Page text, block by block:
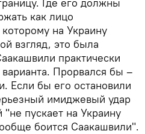
как лицо
на Украину
взгляд, это была
практически
Прорвался бы –
Если бы его остановили
имиджевый удар
пускает на Украину
боится Саакашвили".